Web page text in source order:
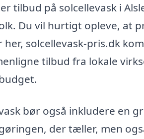
tilbud på solcellevask i
Du vil hurtigt opleve, at
her, solcellevask-pris.dk
tilbud fra lokale
bør også inkludere en
der tæller, men